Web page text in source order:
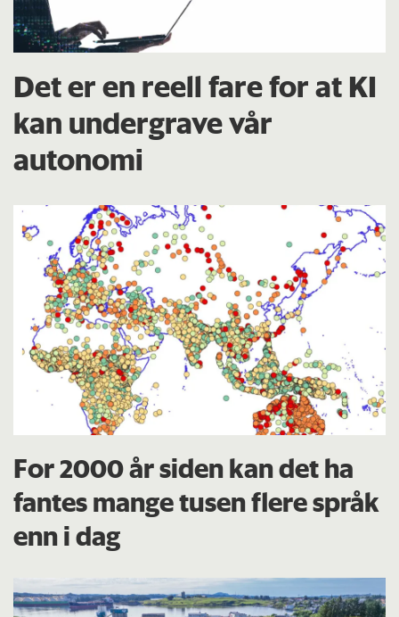
Det er en reell fare for at KI
kan undergrave vår
autonomi
For 2000 år siden kan det ha
fantes mange tusen flere språk
enn i dag